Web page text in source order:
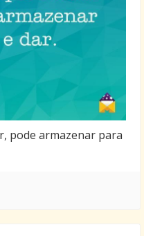
pode armazenar para